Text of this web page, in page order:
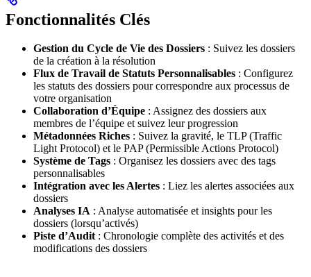
Fonctionnalités Clés
Gestion du Cycle de Vie des Dossiers : Suivez les dossiers
de la création à la résolution
Flux de Travail de Statuts Personnalisables : Configurez
les statuts des dossiers pour correspondre aux processus de
votre organisation
Collaboration d’Équipe : Assignez des dossiers aux
membres de l’équipe et suivez leur progression
Métadonnées Riches : Suivez la gravité, le TLP (Traffic
Light Protocol) et le PAP (Permissible Actions Protocol)
Système de Tags : Organisez les dossiers avec des tags
personnalisables
Intégration avec les Alertes : Liez les alertes associées aux
dossiers
Analyses IA : Analyse automatisée et insights pour les
dossiers (lorsqu’activés)
Piste d’Audit: Chronologie complète des activités et des
modifications des dossiers